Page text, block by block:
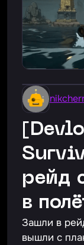
[Devlog #1] Rift
рейд
в
Зашли в
вышли с